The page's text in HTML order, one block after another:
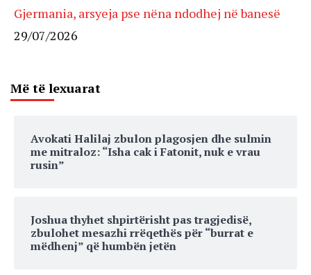
Gjermania, arsyeja pse nëna ndodhej në banesë
29/07/2026
Më të lexuarat
Avokati Halilaj zbulon plagosjen dhe sulmin
me mitraloz: “Isha cak i Fatonit, nuk e vrau
rusin”
Joshua thyhet shpirtërisht pas tragjedisë,
zbulohet mesazhi rrëqethës për “burrat e
mëdhenj” që humbën jetën